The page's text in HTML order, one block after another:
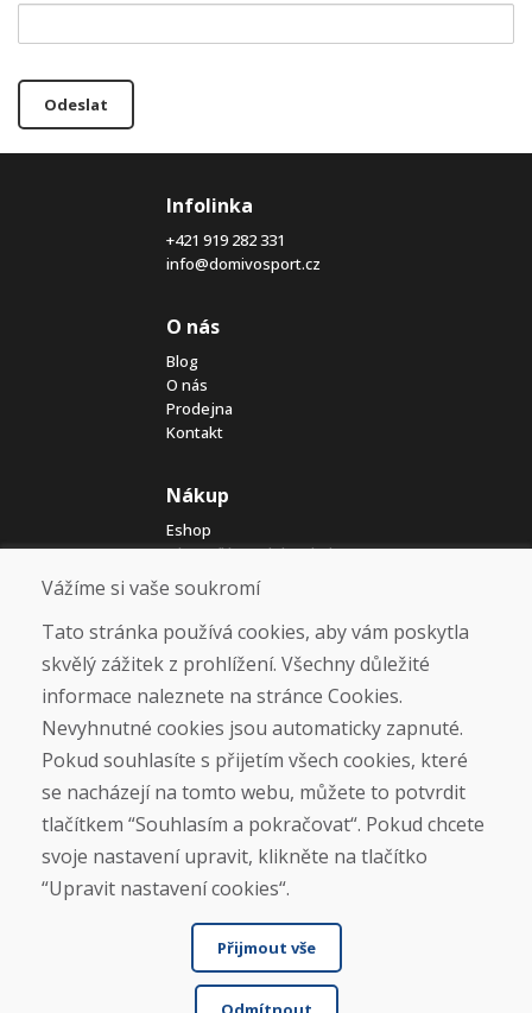
Odeslat
Infolinka
+421 919 282 331
info@domivosport.cz
O nás
Blog
O nás
Prodejna
Kontakt
Nákup
Eshop
Jak posíláme elektrokola
Obchodní podmínky
Doprava
Platba
Vrácení a výměna zboží
Ochrana osobních údajů
Cookies
Sociální sítě
Vážíme si vaše soukromí
Tato stránka používá cookies, aby vám poskytla
skvělý zážitek z prohlížení. Všechny důležité
informace naleznete na stránce Cookies.
Nevyhnutné cookies jsou automaticky zapnuté.
Pokud souhlasíte s přijetím všech cookies, které
se nacházejí na tomto webu, můžete to potvrdit
tlačítkem “Souhlasím a pokračovat“. Pokud chcete
svoje nastavení upravit, klikněte na tlačítko
“Upravit nastavení cookies“.
Přijmout vše